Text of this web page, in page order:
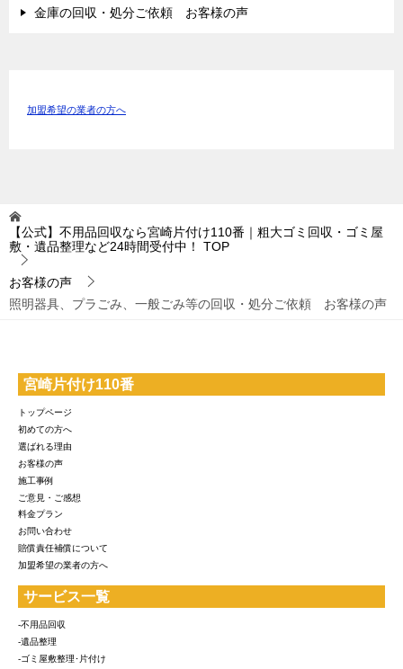
金庫の回収・処分ご依頼 お客様の声
加盟希望の業者の方へ
【公式】不用品回収なら宮崎片付け110番｜粗大ゴミ回収・ゴミ屋
敷・遺品整理など24時間受付中！
TOP
お客様の声
照明器具、プラごみ、一般ごみ等の回収・処分ご依頼 お客様の声
宮崎片付け110番
トップページ
初めての方へ
選ばれる理由
お客様の声
施工事例
ご意見・ご感想
料金プラン
お問い合わせ
賠償責任補償について
加盟希望の業者の方へ
サービス一覧
-不用品回収
-遺品整理
-ゴミ屋敷整理･片付け